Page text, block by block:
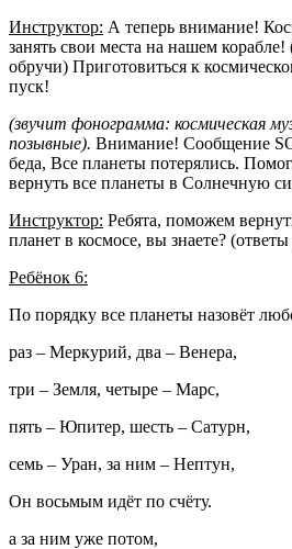
Инструктор: А теперь внимание!
занять свои места на нашем корабле!
обручи) Приготовиться к
пуск!
(звучит фонограмма: космическая
позывные). Внимание! Сообщение
беда, Все планеты потерялись.
вернуть все планеты в Солнечную
Инструктор: Ребята, поможем
планет в космосе, вы знаете? (ответы
Ребёнок 6:
По порядку все планеты назовёт
раз – Меркурий, два – Венера,
три – Земля, четыре – Марс,
пять – Юпитер, шесть – Сатурн,
семь – Уран, за ним – Нептун,
Он восьмым идёт по счёту.
а за ним уже потом,